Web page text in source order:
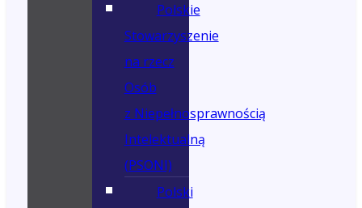
Polskie
Stowarzyszenie
na rzecz
Osób
z Niepełnosprawnością
Intelektualną
(PSONI)
Polski